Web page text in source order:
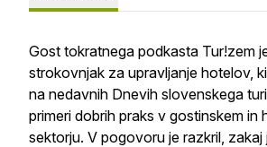
Gost tokratnega podkasta Tur!zem
strokovnjak za upravljanje hotelov,
na nedavnih Dnevih slovenskega
primeri dobrih praks v gostinskem in
sektorju. V pogovoru je razkril,